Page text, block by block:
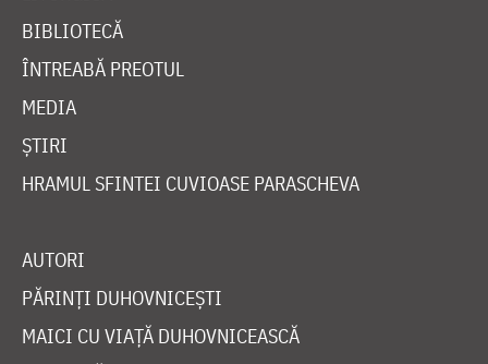
BIBLIOTECĂ
ÎNTREABĂ PREOTUL
MEDIA
ȘTIRI
HRAMUL SFINTEI CUVIOASE PARASCHEVA
AUTORI
PĂRINȚI DUHOVNICEȘTI
MAICI CU VIAȚĂ DUHOVNICEASCĂ